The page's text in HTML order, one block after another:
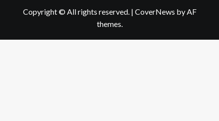
Copyright © All rights reserved. | CoverNews by AF
themes.